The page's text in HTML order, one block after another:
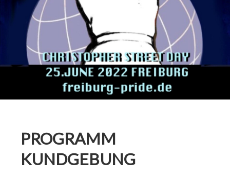
PROGRAMM
KUNDGEBUNG